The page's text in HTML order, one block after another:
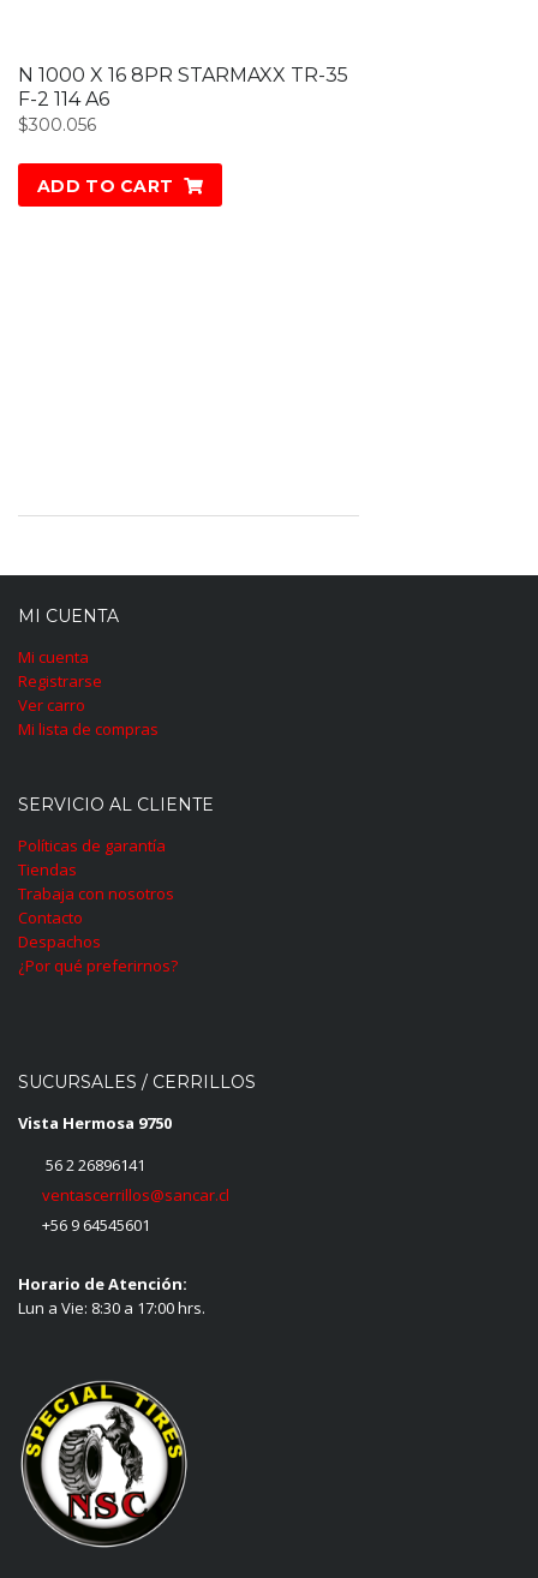
N 1000 X 16 8PR STARMAXX TR-35
F-2 114 A6
$300.056
ADD TO CART
MI CUENTA
Mi cuenta
Registrarse
Ver carro
Mi lista de compras
SERVICIO AL CLIENTE
Políticas de garantía
Tiendas
Trabaja con nosotros
Contacto
Despachos
¿Por qué preferirnos?
SUCURSALES / CERRILLOS
Vista Hermosa 9750
56 2 26896141
ventascerrillos@sancar.cl
+56 9 64545601
Horario de Atención:
Lun a Vie: 8:30 a 17:00 hrs.